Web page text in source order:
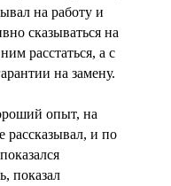
на работу и
сказываться на
расстаться, а с
на замену.
опыт, на
рассказывал, и по
показал